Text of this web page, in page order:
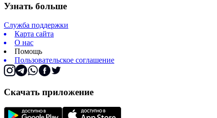
Узнать больше
Служба поддержки
Карта сайта
О нас
Помощь
Пользовательское соглашение
Скачать приложение